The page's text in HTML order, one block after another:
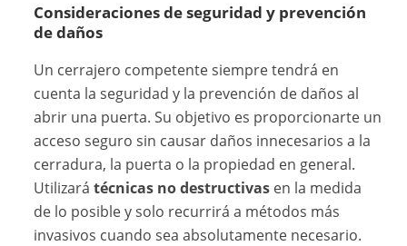
Consideraciones de seguridad y prevención
de daños
Un cerrajero competente siempre tendrá en
cuenta la seguridad y la prevención de daños al
abrir una puerta. Su objetivo es proporcionarte un
acceso seguro sin causar daños innecesarios a la
cerradura, la puerta o la propiedad en general.
Utilizarátécnicas no destructivas en la medida
de lo posible y solo recurrirá a métodos más
invasivos cuando sea absolutamente necesario.